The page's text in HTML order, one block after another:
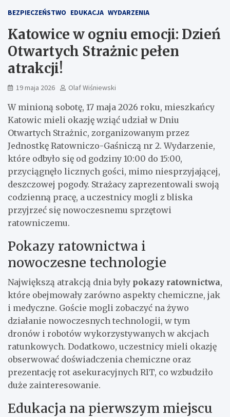
BEZPIECZEŃSTWO EDUKACJA WYDARZENIA
Katowice w ogniu emocji: Dzień
Otwartych Strażnic pełen
atrakcji!
19 maja 2026 Olaf Wiśniewski
W minioną sobotę, 17 maja 2026 roku, mieszkańcy
Katowic mieli okazję wziąć udział w Dniu
Otwartych Strażnic, zorganizowanym przez
Jednostkę Ratowniczo-Gaśniczą nr 2. Wydarzenie,
które odbyło się od godziny 10:00 do 15:00,
przyciągnęło licznych gości, mimo niesprzyjającej,
deszczowej pogody. Strażacy zaprezentowali swoją
codzienną pracę, a uczestnicy mogli z bliska
przyjrzeć się nowoczesnemu sprzętowi
ratowniczemu.
Pokazy ratownictwa i
nowoczesne technologie
Największą atrakcją dnia były pokazy ratownictwa,
które obejmowały zarówno aspekty chemiczne, jak
i medyczne. Goście mogli zobaczyć na żywo
działanie nowoczesnych technologii, w tym
dronów i robotów wykorzystywanych w akcjach
ratunkowych. Dodatkowo, uczestnicy mieli okazję
obserwować doświadczenia chemiczne oraz
prezentację rot asekuracyjnych RIT, co wzbudziło
duże zainteresowanie.
Edukacja na pierwszym miejscu